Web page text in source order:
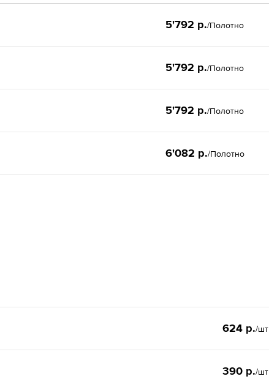
5'792 р./Полотно
5'792 р./Полотно
5'792 р./Полотно
6'082 р./Полотно
624 р./шт
390 р./шт